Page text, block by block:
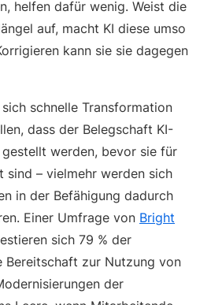
helfen dafür wenig. Weist die
auf, macht KI diese umso
kann sie sie dagegen
schnelle Transformation
dass der Belegschaft KI-
werden, bevor sie für
sind – vielmehr werden sich
in der Befähigung dadurch
Einer Umfrage von Bright
sich 79 % der
Bereitschaft zur Nutzung von
der